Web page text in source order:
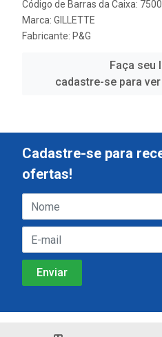
Código de Barras da Caixa:
Marca: GILLETTE
Fabricante: P&G
Faça seu
cadastre-se para
Cadastre-se para
ofertas!